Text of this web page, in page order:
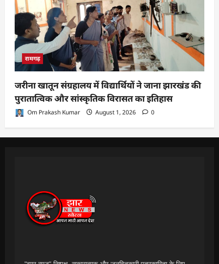
रामगढ़
जरीना खातून संग्रहालय में विद्यार्थियों ने जाना झारखंड की
पुरातात्विक और सांस्कृतिक विरासत का इतिहास
Om Prakash Kumar August 1, 2026 0